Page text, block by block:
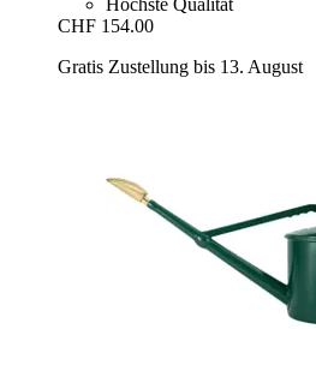
Höchste Qualität
CHF 154.00
Gratis Zustellung bis 13. August